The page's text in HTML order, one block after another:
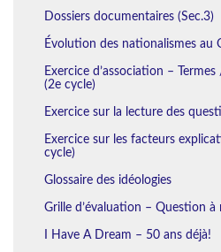
Dossiers documentaires (Sec.3)
Évolution des nationalismes au
Exercice d’association –
(2e cycle)
Exercice sur la lecture des
Exercice sur les facteurs
cycle)
Glossaire des idéologies
Grille d’évaluation – Question à
I Have A Dream – 50 ans déjà!